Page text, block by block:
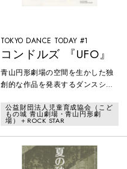
TOKYO DANCE TODAY #1
コンドルズ 『UFO』
青山円形劇場の空間を生かした独
創的な作品を発表するダンスシリ
初回を飾った、近藤良平率いるダ
ンスカンパニー「コンドルズ」の
円形３６０度！完全限定３６００
公益財団法人児童育成協会（こど
もの城 青山劇場・青山円形劇
場）＋ROCK STAR